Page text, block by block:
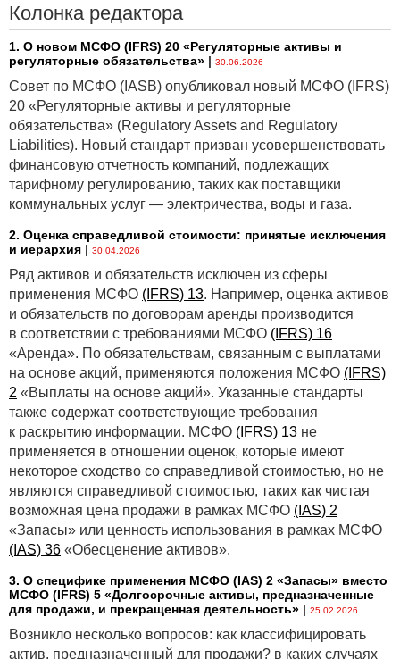
Колонка редактора
1. О новом МСФО (IFRS) 20 «Регуляторные активы и
регуляторные обязательства» | 30.06.2026
Совет по МСФО (IASB) опубликовал новый МСФО (IFRS)
20 «Регуляторные активы и регуляторные
обязательства» (Regulatory Assets and Regulatory
Liabilities). Новый стандарт призван усовершенствовать
финансовую отчетность компаний, подлежащих
тарифному регулированию, таких как поставщики
коммунальных услуг — электричества, воды и газа.
2. Оценка справедливой стоимости: принятые исключения
и иерархия | 30.04.2026
Ряд активов и обязательств исключен из сферы
применения МСФО (IFRS) 13. Например, оценка активов
и обязательств по договорам аренды производится
в соответствии с требованиями МСФО (IFRS) 16
«Аренда». По обязательствам, связанным с выплатами
на основе акций, применяются положения МСФО (IFRS)
2 «Выплаты на основе акций». Указанные стандарты
также содержат соответствующие требования
к раскрытию информации. МСФО (IFRS) 13 не
применяется в отношении оценок, которые имеют
некоторое сходство со справедливой стоимостью, но не
являются справедливой стоимостью, таких как чистая
возможная цена продажи в рамках МСФО (IAS) 2
«Запасы» или ценность использования в рамках МСФО
(IAS) 36 «Обесценение активов».
3. О специфике применения МСФО (IАS) 2 «Запасы» вместо
МСФО (IFRS) 5 «Долгосрочные активы, предназначенные
для продажи, и прекращенная деятельность» | 25.02.2026
Возникло несколько вопросов: как классифицировать
актив, предназначенный для продажи? в каких случаях